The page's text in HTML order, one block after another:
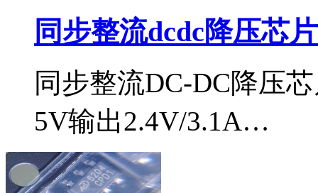
同步整流dcdc降压芯
同步整流DC-DC降压
5V输出2.4V/3.1A…